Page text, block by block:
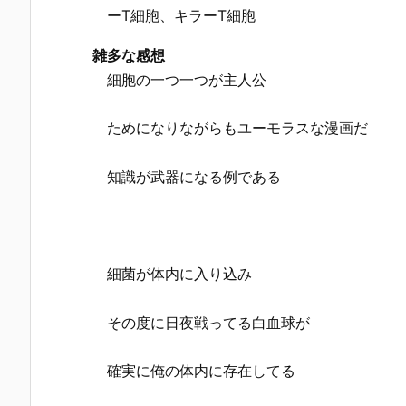
ーT細胞、キラーT細胞
雑多な感想
細胞の一つ一つが主人公
ためになりながらもユーモラスな漫画だ
知識が武器になる例である
細菌が体内に入り込み
その度に日夜戦ってる白血球が
確実に俺の体内に存在してる